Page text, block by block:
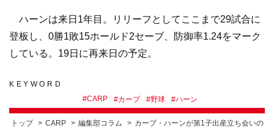
ハーンは来日1年目。リリーフとしてここまで29試合に
登板し、0勝1敗15ホールド2セーブ、防御率1.24をマーク
している。19日に再来日の予定。
KEYWORD
#CARP #カープ #野球 #ハーン
トップ CARP 編集部コラム
カープ・ハーンが第1子出産立ち会いの